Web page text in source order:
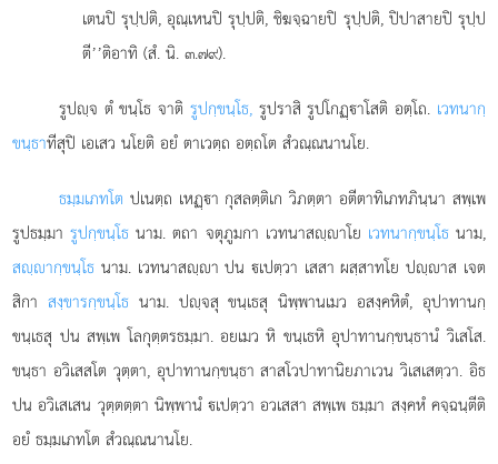
เตนปิ รุปฺปติ, อุณฺเหนปิ รุปฺปติ, ชิฆจฺฉายปิ รุปฺปติ, ปิปาสายปิ รุปฺป
ตี’’ติอาทิ (สํ. นิ. ๓.๗๙).
รูปฺจ ตํ ขนฺโธ จาติ รูปกฺขนฺโธ,รูปราสิ รูปโกฏฺาโสติ อตฺโถ. เวทนากฺ
ขนฺธาทีสุปิ เอเสว นโยติ อยํ ตาเวตฺถ อตฺถโต สํวณฺณนานโย.
ธมฺมเภทโต ปเนตฺถ เหฏฺา กุสลตฺติเก วิภตฺตา อตีตาทิเภทภินฺนา สพฺเพ
รูปธมฺมารูปกฺขนฺโธ นาม. ตถา จตุภูมกา เวทนาสฺาโย เวทนากฺขนฺโธนาม,
สฺากฺขนฺโธ นาม. เวทนาสฺา ปน เปตฺวา เสสา ผสฺสาทโย ปฺาส เจต
สิกาสงฺขารกฺขนฺโธ นาม. ปฺจสุ ขนฺเธสุ นิพฺพานเมว อสงฺคหิตํ, อุปาทานกฺ
ขนฺเธสุ ปน สพฺเพ โลกุตฺตรธมฺมา. อยเมว หิ ขนฺเธหิ อุปาทานกฺขนฺธานํ วิเสโส.
ขนฺธา อวิเสสโต วุตฺตา, อุปาทานกฺขนฺธา สาสโวปาทานิยภาเวน วิเสเสตฺวา. อิธ
ปน อวิเสเสน วุตฺตตฺตา นิพฺพานํ เปตฺวา อวเสสา สพฺเพ ธมฺมา สงฺคหํ คจฺฉนฺตีติ
อยํ ธมฺมเภทโต สํวณฺณนานโย.